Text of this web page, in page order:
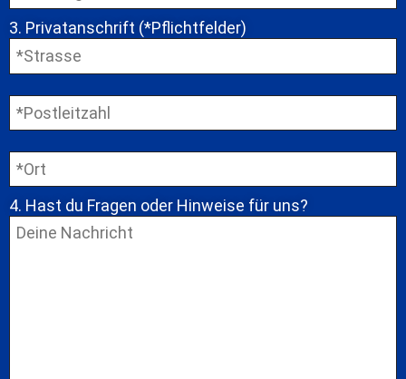
3. Privatanschrift (*Pflichtfelder)
4. Hast du Fragen oder Hinweise für uns?